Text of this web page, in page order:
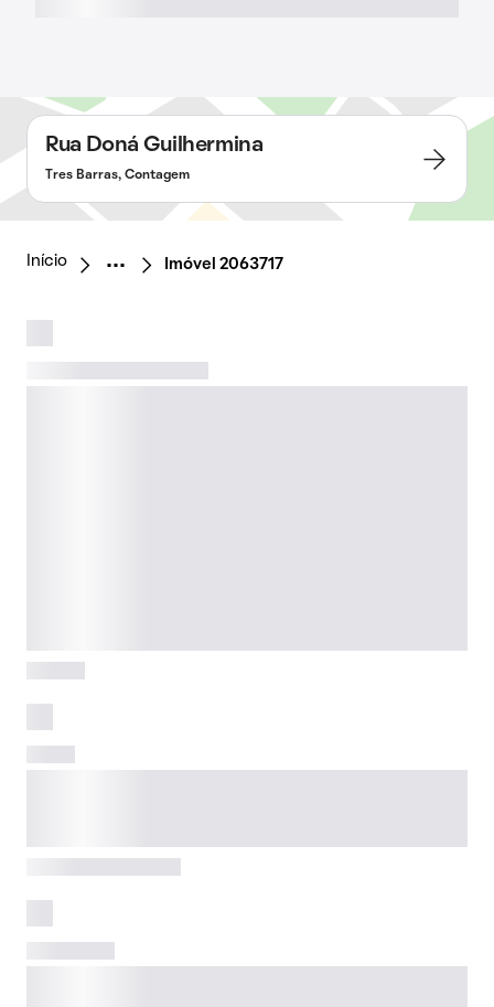
Rua Doná Guilhermina
Tres Barras, Contagem
Início Imóvel 2063717